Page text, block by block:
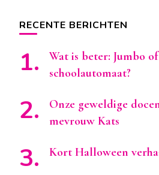
RECENTE BERICHTEN
Wat is beter: Jumbo
schoolautomaat?
Onze geweldige
mevrouw Kats
Kort Halloween